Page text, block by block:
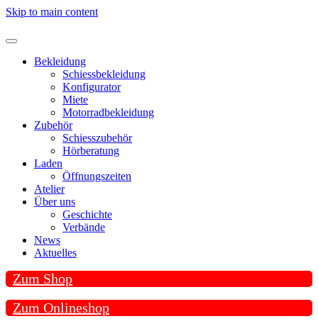
Skip to main content
Bekleidung
Schiessbekleidung
Konfigurator
Miete
Motorradbekleidung
Zubehör
Schiesszubehör
Hörberatung
Laden
Öffnungszeiten
Atelier
Über uns
Geschichte
Verbände
News
Aktuelles
Zum Shop
Zum Onlineshop